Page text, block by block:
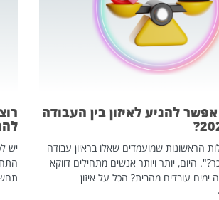
להגיע לאיזון בין העבודה
הראשונות שמועמדים שאלו בראיון עבודה
היום, יותר ויותר אנשים מתחילים דווקא
עובדים מהבית? הכל על איזון
יש